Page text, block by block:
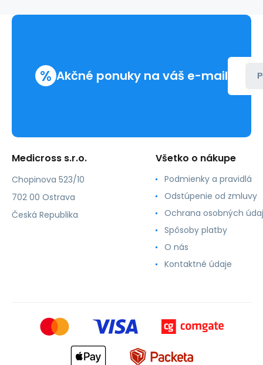
bez
mm
% Akčné ponuky na váš e-mail
Medicross s.r.o.
Chopinova 523/10
702 00 Ostrava
Česká Republika
Všetko o nákupe
Podmienky a pravidlá
Odstúpenie od zmluvy
Ochrana osobných
Spôsoby platby
O nás
Kontaktné údaje